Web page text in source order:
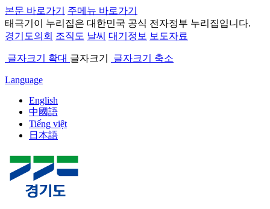
본문 바로가기
주메뉴 바로가기
태극기 이 누리집은 대한민국 공식 전자정부 누리집입니다.
경기도의회 조직도 날씨 대기정보 보도자료
글자크기 확대 글자크기 글자크기 축소
Language
English
中國語
Tiếng việt
日本語